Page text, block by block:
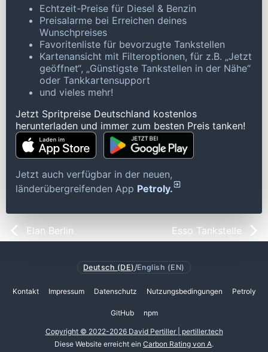
Echtzeit-Preise für Diesel & Benzin
Preisalarme bei Erreichen deines
Wunschpreises
Favoritenliste für bevorzugte Tankstellen
Kartenansicht mit Filteroptionen, für z.B. „Jetzt
geöffnet“, „Günstigste Tankstellen in der Nähe“
oder Tankkartensupport
und vieles mehr!
Jetzt Spritpreise Deutschland kostenlos
herunterladen und immer zum besten Preis tanken!
Jetzt auch verfügbar in der neuen,
länderübergreifenden App Petroly.
Elan Berlin Esso Tankstelle
Deutsch (DE) /English (EN)
Kontakt Impressum Datenschutz Nutzungsbedingungen Petroly
GitHub npm
Copyright © 2022-2026 David Pertiller | pertiller.tech
Diese Website erreicht ein Carbon Rating von A.